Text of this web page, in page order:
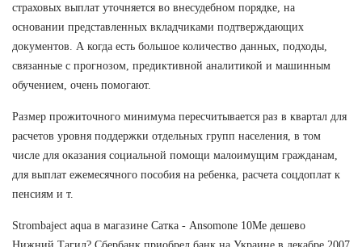
страховых выплат уточняется во внесудебном порядке, на
основании представленных вкладчиками подтверждающих
документов. А когда есть большое количество данных, подходы,
связанные с прогнозом, предиктивной аналитикой и машинным
обучением, очень помогают.
Размер прожиточного минимума пересчитывается раз в квартал для
расчетов уровня поддержки отдельных групп населения, в том
числе для оказания социальной помощи малоимущим гражданам,
для выплат ежемесячного пособия на ребенка, расчета соцдоплат к
пенсиям и т.
Strombaject aqua в магазине Сатка - Ansomone 10Me дешево